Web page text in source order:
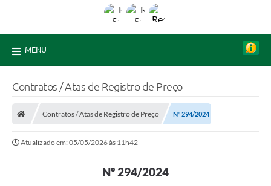
MENU
Contratos / Atas de Registro de Preço
Contratos / Atas de Registro de Preço Nº 294/2024
Atualizado em: 05/05/2026 às 11h42
Nº 294/2024